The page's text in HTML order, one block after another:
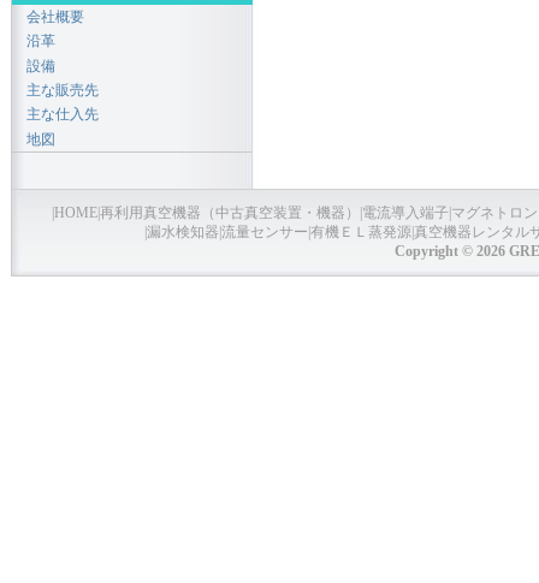
会社概要
沿革
設備
主な販売先
主な仕入先
地図
HOME再利用真空機器（中古真空装置・機器） 電流導入端子 マグネトロ
漏水検知器 流量センサー 有機ＥＬ蒸発源真空機器レンタル
Copyright © 2026